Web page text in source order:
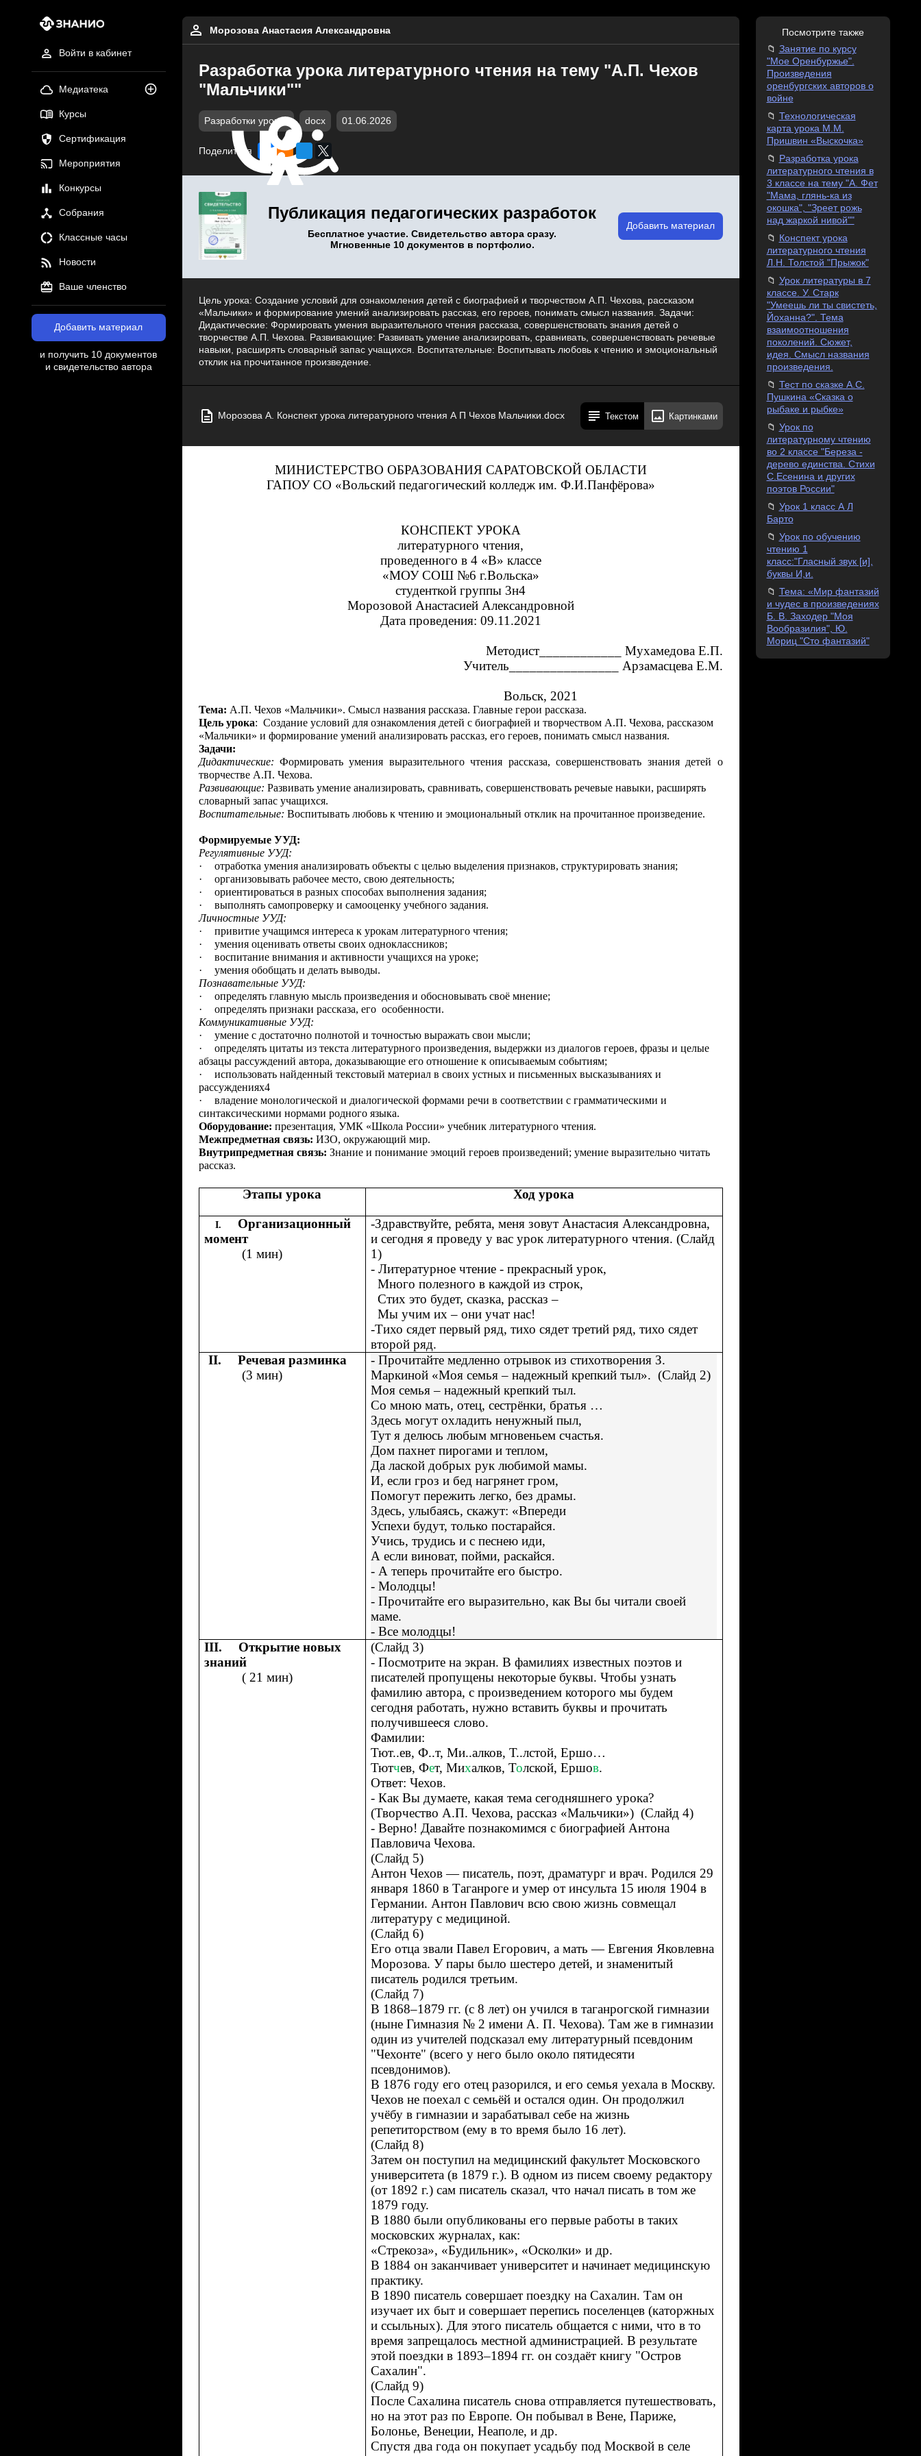
Войти в кабинет
Медиатека
Курсы
Сертификация
Мероприятия
Конкурсы
Собрания
Классные часы
Новости
Ваше членство
Добавить материал
и получить 10 документов
и свидетельство автора
Морозова Анастасия Александровна
Разработка урока литературного чтения на тему "А.П. Чехов
"Мальчики""
Разработки уроков docx 01.06.2026
Поделиться
Публикация педагогических разработок
Бесплатное участие. Свидетельство автора сразу.
Мгновенные 10 документов в портфолио.
Добавить материал
Цель урока: Создание условий для ознакомления детей с биографией и творчеством А.П. Чехова, рассказом
«Мальчики» и формирование умений анализировать рассказ, его героев, понимать смысл названия. Задачи:
Дидактические: Формировать умения выразительного чтения рассказа, совершенствовать знания детей о
творчестве А.П. Чехова. Развивающие: Развивать умение анализировать, сравнивать, совершенствовать речевые
навыки, расширять словарный запас учащихся. Воспитательные: Воспитывать любовь к чтению и эмоциональный
отклик на прочитанное произведение.
Морозова А. Конспект урока литературного чтения А П Чехов Мальчики.docx Текстом Картинками
МИНИСТЕРСТВО ОБРАЗОВАНИЯ САРАТОВСКОЙ ОБЛАСТИ
ГАПОУ СО «Вольский педагогический колледж им. Ф.И.Панфёрова»
КОНСПЕКТ УРОКА
литературного чтения,
проведенного в 4 «В» классе
«МОУ СОШ №6 г.Вольска»
студенткой группы 3н4
Морозовой Анастасией Александровной
Дата проведения: 09.11.2021
Методист____________ Мухамедова Е.П.
Учитель________________ Арзамасцева Е.М.
Вольск, 2021
Тема: А.П. Чехов «Мальчики». Смысл названия рассказа. Главные герои рассказа.
Цель урока: Создание условий для ознакомления детей с биографией и творчеством А.П. Чехова, рассказом
«Мальчики» и формирование умений анализировать рассказ, его героев, понимать смысл названия.
Задачи:
Дидактические: Формировать умения выразительного чтения рассказа, совершенствовать знания детей о
творчестве А.П. Чехова.
Развивающие: Развивать умение анализировать, сравнивать, совершенствовать речевые навыки, расширять
словарный запас учащихся.
Воспитательные: Воспитывать любовь к чтению и эмоциональный отклик на прочитанное произведение.
Формируемые УУД:
Регулятивные УУД:
·
отработка умения анализировать объекты с целью выделения признаков, структурировать знания;
·
организовывать рабочее место, свою деятельность;
·
ориентироваться в разных способах выполнения задания;
·
выполнять самопроверку и самооценку учебного задания.
Личностные УУД:
·
привитие учащимся интереса к урокам литературного чтения;
·
умения оценивать ответы своих одноклассников;
·
воспитание внимания и активности учащихся на уроке;
·
умения обобщать и делать выводы.
Познавательные УУД:
·
определять главную мысль произведения и обосновывать своё мнение;
·
определять признаки рассказа, его особенности.
Коммуникативные УУД:
·
умение с достаточно полнотой и точностью выражать свои мысли;
·
определять цитаты из текста литературного произведения, выдержки из диалогов героев, фразы и целые
абзацы рассуждений автора, доказывающие его отношение к описываемым событиям;
·
использовать найденный текстовый материал в своих устных и письменных высказываниях и
рассуждениях4
·
владение монологической и диалогической формами речи в соответствии с грамматическими и
синтаксическими нормами родного языка.
Оборудование: презентация, УМК «Школа России» учебник литературного чтения.
Межпредметная связь: ИЗО, окружающий мир.
Внутрипредметная связь: Знание и понимание эмоций героев произведений; умение выразительно читать
рассказ.
Этапы урока Ход урока
I.
Организационный
момент
(1 мин)
-Здравствуйте, ребята, меня зовут Анастасия Александровна,
и сегодня я проведу у вас урок литературного чтения. (Слайд
1)
- Литературное чтение - прекрасный урок,
Много полезного в каждой из строк,
Стих это будет, сказка, рассказ –
Мы учим их – они учат нас!
-Тихо сядет первый ряд, тихо сядет третий ряд, тихо сядет
второй ряд.
II.
Речевая разминка
(3 мин)
- Прочитайте медленно отрывок из стихотворения З.
Маркиной «Моя семья – надежный крепкий тыл». (Слайд 2)
Моя семья – надежный крепкий тыл.
Со мною мать, отец, сестрёнки, братья …
Здесь могут охладить ненужный пыл,
Тут я делюсь любым мгновеньем счастья.
Дом пахнет пирогами и теплом,
Да лаской добрых рук любимой мамы.
И, если гроз и бед нагрянет гром,
Помогут пережить легко, без драмы.
Здесь, улыбаясь, скажут: «Впереди
Успехи будут, только постарайся.
Учись, трудись и с песнею иди,
А если виноват, пойми, раскайся.
- А теперь прочитайте его быстро.
- Молодцы!
- Прочитайте его выразительно, как Вы бы читали своей
маме.
- Все молодцы!
III.
Открытие новых
знаний
( 21 мин)
(Слайд 3)
- Посмотрите на экран. В фамилиях известных поэтов и
писателей пропущены некоторые буквы. Чтобы узнать
фамилию автора, с произведением которого мы будем
сегодня работать, нужно вставить буквы и прочитать
получившееся слово.
Фамилии:
Тют..ев, Ф..т, Ми..алков, Т..лстой, Ершо…
Тютчев, Фет, Михалков, Толской, Ершов.
Ответ: Чехов.
- Как Вы думаете, какая тема сегодняшнего урока?
(Творчество А.П. Чехова, рассказ «Мальчики») (Слайд 4)
- Верно! Давайте познакомимся с биографией Антона
Павловича Чехова.
(Слайд 5)
Антон Чехов — писатель, поэт, драматург и врач. Родился 29
января 1860 в Таганроге и умер от инсульта 15 июля 1904 в
Германии. Антон Павлович всю свою жизнь совмещал
литературу с медициной.
(Слайд 6)
Его отца звали Павел Егорович, а мать — Евгения Яковлевна
Морозова. У пары было шестеро детей, и знаменитый
писатель родился третьим.
(Слайд 7)
В 1868–1879 гг. (с 8 лет) он учился в таганрогской гимназии
(ныне Гимназия № 2 имени А. П. Чехова). Там же в гимназии
один из учителей подсказал ему литературный псевдоним
"Чехонте" (всего у него было около пятидесяти
псевдонимов).
В 1876 году его отец разорился, и его семья уехала в Москву.
Чехов не поехал с семьёй и остался один. Он продолжил
учёбу в гимназии и зарабатывал себе на жизнь
репетиторством (ему в то время было 16 лет).
(Слайд 8)
Затем он поступил на медицинский факультет Московского
университета (в 1879 г.). В одном из писем своему редактору
(от 1892 г.) сам писатель сказал, что начал писать в том же
1879 году.
В 1880 были опубликованы его первые работы в таких
московских журналах, как:
«Стрекоза», «Будильник», «Осколки» и др.
В 1884 он заканчивает университет и начинает медицинскую
практику.
В 1890 писатель совершает поездку на Сахалин. Там он
изучает их быт и совершает перепись поселенцев (каторжных
и ссыльных). Для этого писатель общается с ними, что в то
время запрещалось местной администрацией. В результате
этой поездки в 1893–1894 гг. он создаёт книгу "Остров
Сахалин".
(Слайд 9)
После Сахалина писатель снова отправляется путешествовать,
но на этот раз по Европе. Он побывал в Вене, Париже,
Болонье, Венеции, Неаполе, и др.
Спустя два года он покупает усадьбу под Москвой в селе
Посмотрите также
Занятие по курсу
"Мое Оренбуржье".
Произведения
оренбургских авторов о
войне
Технологическая
карта урока М.М.
Пришвин «Выскочка»
Разработка урока
литературного чтения в
3 классе на тему "А. Фет
"Мама, глянь-ка из
окошка", "Зреет рожь
над жаркой нивой""
Конспект урока
литературного чтения
Л.Н. Толстой "Прыжок"
Урок литературы в 7
классе. У. Старк
"Умеешь ли ты свистеть,
Йоханна?". Тема
взаимоотношения
поколений. Сюжет,
идея. Смысл названия
произведения.
Тест по сказке А.С.
Пушкина «Сказка о
рыбаке и рыбке»
Урок по
литературному чтению
во 2 классе "Береза -
дерево единства. Стихи
С.Есенина и других
поэтов России"
Урок 1 класс А Л
Барто
Урок по обучению
чтению 1
класс:"Гласный звук [и],
буквы И,и.
Тема: «Мир фантазий
и чудес в произведениях
Б. В. Заходер "Моя
Вообразилия", Ю.
Мориц "Сто фантазий"